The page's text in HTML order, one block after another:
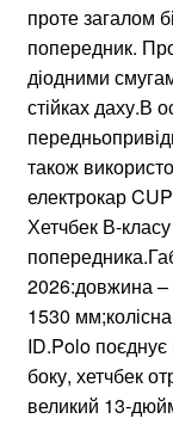
проте загалом
попередник.
діодними
стійках даху.В
також
електрокар
Хетчбек В-
2026:довжина
1530
ID.Polo поєднує
боку, хетчбек
великий 13-